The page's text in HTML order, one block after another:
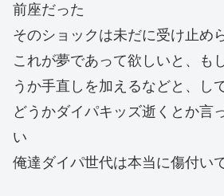
前座だった
そのショックは未だに受け止め
これが夢であって欲しいと、も
うか手直しを加えるなどと、し
どうかダイパキッズ逝くとか言
い
俺達ダイパ世代は本当に傷付い